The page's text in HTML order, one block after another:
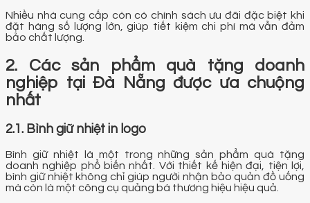
Nhiều nhà cung cấp còn có chính sách ưu đãi đặc biệt khi
đặt hàng số lượng lớn, giúp tiết kiệm chi phí mà vẫn đảm
bảo chất lượng.
2. Các sản phẩm quà tặng doanh
nghiệp tại Đà Nẵng được ưa chuộng
nhất
2.1. Bình giữ nhiệt in logo
Bình giữ nhiệt là một trong những sản phẩm quà tặng
doanh nghiệp phổ biến nhất. Với thiết kế hiện đại, tiện lợi,
bình giữ nhiệt không chỉ giúp người nhận bảo quản đồ uống
mà còn là một công cụ quảng bá thương hiệu hiệu quả.